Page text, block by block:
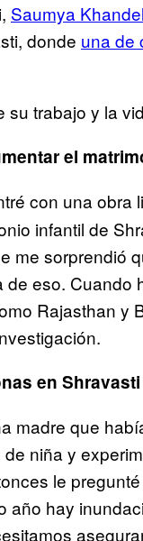
Saumya
donde una de
trabajo y la
el
con una obra
infantil de
me sorprendió
eso. Cuando
Rajasthan y
en
madre que
niña y
le
año hay